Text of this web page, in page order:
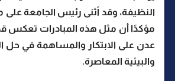
النظيفة، وقد أثنى رئيس الجامعة
مؤكدًا أن مثل هذه المبادرات تعكس
عدن على الابتكار والمساهمة في حل
والبيئية المعاصرة.